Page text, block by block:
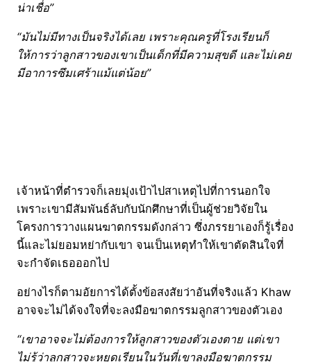
น่าเชื่อ”
“มันไม่มีทางเป็นจริงได้เลย เพราะคุณครูที่โรงเรียนก็
ให้การว่าลูกสาวของเขาเป็นเด็กที่มีความสุขดี และไม่เคย
มีอาการซึมเศร้าแม้แต่น้อย”
เจ้าหน้าที่ตำรวจก็เลยมุ่งเป้าไปสาเหตุไปที่การนอกใจ
เพราะเขามีสัมพันธ์ลับกับนักศึกษาที่เป็นผู้ช่วยวิจัยใน
โครงการวางแผนฆาตกรรมดังกล่าว ซึ่งภรรยาเองก็รู้เรื่อง
นี้และไม่ยอมหย่ากับเขา จนเป็นเหตุทำให้เขาตัดสินใจที่
จะกำจัดเธอออกไป
อย่างไรก็ตามอัยการได้ตั้งข้อสงสัยว่าอันที่จริงแล้ว Khaw
อาจจะไม่ได้จงใจที่จะลงมือฆาตกรรมลูกสาวของตัวเอง
“เขาอาจจะไม่ต้องการให้ลูกสาวของตัวเองตาย แต่เขา
ไม่รู้ว่าลูกสาวจะหยุดเรียนในวันที่เขาลงมือฆาตกรรม